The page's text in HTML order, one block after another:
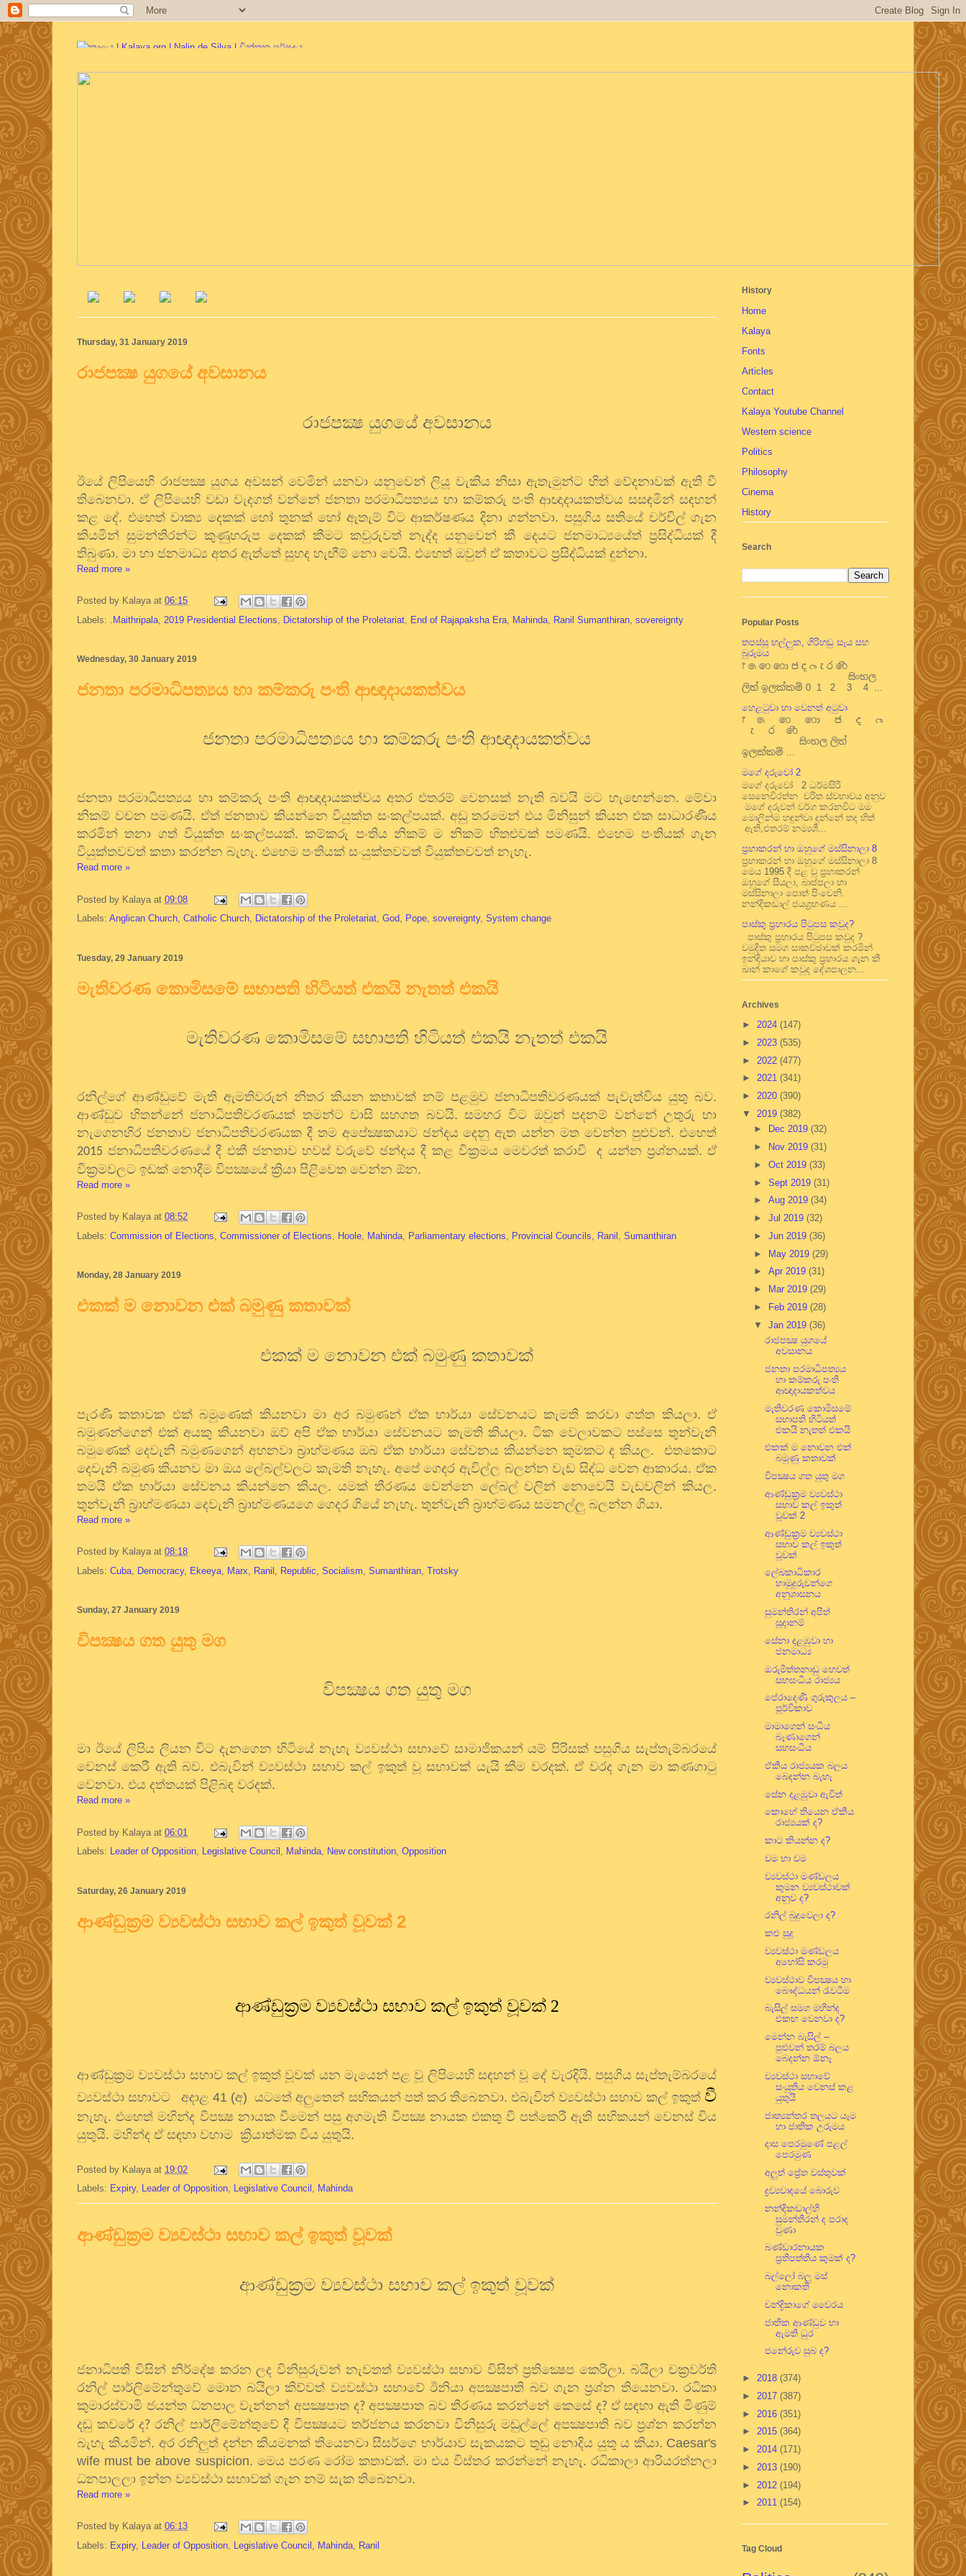
Thursday, 31 January 2019
රාජපක්‍ෂ යුගයේ අවසානය
රාජපක්‍ෂ යුගයේ අවසානය
ඊයේ ලිපියෙහි රාජපක්‍ෂ යුගය අවසන් වෙමින් යනවා යනුවෙන් ලියූ වැකිය නිසා ඇතැමුන්ට හිත් වේදනාවක් ඇති වී
තිබෙනවා. ඒ ලිපියෙහි වඩා වැදගත් වන්නේ ජනතා පරමාධිපත්‍යය හා කම්කරු පංති ආඥාදායකත්වය සසඳමින් සඳහන්
කළ දේ. එහෙත් වාක්‍ය දෙකක් හෝ තුනක් හෝ ඇතැම් විට ආකර්ෂණය දිනා ගන්නවා. පසුගිය සතියේ චර්චිල් ගැන
කියමින් සුමන්තිරන්ට කුණුහරුප දෙකක් කීමට කවුරුවත් නැද්ද යනුවෙන් කී දෙයට ජනමාධ්‍යයේත් ප්‍රසිද්ධියක් දී
තිබුණා. මා හා ජනමාධ්‍ය අතර ඇත්තේ සුහද හැඟීම් නො වෙයි. එහෙත් ඔවුන් ඒ කතාවට ප්‍රසිද්ධියක් දුන්නා.
Read more »
Posted by Kalaya at 06:15
Labels:
.Maithripala 2019 Presidential Elections Dictatorship of the Proletariat End of Rajapaksha Era Mahinda Ranil Sumanthiran sovereignty
Wednesday, 30 January 2019
ජනතා පරමාධිපත්‍යය හා කම්කරු පංති ආඥාදායකත්වය
ජනතා පරමාධිපත්‍යය හා කම්කරු පංති ආඥාදායකත්වය
ජනතා පරමාධිපත්‍යය හා කම්කරු පංති ආඥාදායකත්වය අතර එතරම් වෙනසක් නැති බවයි මට හැඟෙන්නෙ. මේවා
නිකම් වචන පමණයි. ඒත් ජනතාව කියන්නෙ වියුක්ත සංකල්පයක්. අඩු තරමෙන් එය මිනිසුන් කියන එක සාධාරණීය
කරමින් තනා ගත් වියුක්ත සංකල්පයක්. කම්කරු පංතිය නිකම් ම නිකම් හිතළුවක් පමණයි. එහෙම පංතියක් ගැන
වියුක්තවවත් කතා කරන්න බැහැ. එහෙම පංතියක් සංයුක්තවවත් වියුක්තවවත් නැහැ.
Read more »
Posted by Kalaya at 09:08
Labels: Anglican Church, Catholic Church, Dictatorship of the Proletariat, God, Pope, sovereignty, System change
Tuesday, 29 January 2019
මැතිවරණ කොමිසමේ සභාපති හිටියත් එකයි නැතත් එකයි
මැතිවරණ කොමිසමේ සභාපති හිටියත් එකයි නැතත් එකයි
රනිල්ගේ ආණ්ඩුවේ මැති ඇමතිවරුන් නිතර කියන කතාවක් නම් පළමුව ජනාධිපතිවරණයක් පැවැත්විය යුතු බව.
ආණ්ඩුව හිතන්නේ ජනාධිපතිවරණයක් තමන්ට වාසි සහගත බවයි. සමහර විට ඔවුන් පදනම් වන්නේ උතුරු හා
නැගෙනහිර ජනතාව ජනාධිපතිවරණයක දී තම අපේක්‍ෂකයාට ඡන්දය දෙනු ඇත යන්න මත වෙන්න පුළුවන්. එහෙත්
2015 ජනාධිපතිවරණයේ දී එකී ජනතාව හවස් වරුවේ ඡන්දය දී කළ වික්‍රමය මෙවරත් කරාවි
ද යන්න ප්‍රශ්නයක්. ඒ
වික්‍රමවලට ඉඩක් නොදීම විපක්‍ෂයේ ක්‍රියා පිළිවෙත වෙන්න ඕන.
Read more »
Posted by Kalaya at 08:52
Labels: Commission of Elections, Commissioner of Elections, Hoole, Mahinda, Parliamentary elections, Provincial Councils, Ranil , Sumanthiran
Monday, 28 January 2019
එකක් ම නොවන එක් බමුණු කතාවක්
එකක් ම නොවන එක් බමුණු කතාවක්
පැරණි කතාවක එක් බමුණෙක් කියනවා මා අර බමුණන් ඒක භාර්යා සේවනයට කැමති කරවා ගත්ත කියලා. ඒ
බමුණන්ගෙන් එක් අයකු කියනවා ඔව් අපි ඒක භාර්යා සේවනයට කැමති කියලා. ටික වෙලාවකට පස්සෙ තුන්වැනි
බමුණෙක් දෙවැනි බමුණගෙන් අහනවා බ්‍රාහ්මණය ඔබ ඒක භාර්යා සේවනය කියන්නෙ කුමකට ද කියල.
එතකොට
දෙවැනි බමුණ කියනව මා ඔය ලේබල්වලට කැමති නැහැ. අපේ ගෙදර ඇවිල්ල බලන්න වැඩ සිද්ධ වෙන ආකාරය. ඒක
තමයි ඒක භාර්යා සේවනය කියන්නෙ කියල. යමක් තීරණය වෙන්නෙ ලේබල් වලින් නොවෙයි වැඩවලින් කියල.
තුන්වැනි බ්‍රාහ්මණයා දෙවැනි බ්‍රාහ්මණයගෙ ගෙදර ගියේ නැහැ. තුන්වැනි බ්‍රාහ්මණය සමනල්ලු බලන්න ගියා.
Read more »
Posted by Kalaya at 08:18
Labels: Cuba Democracy, Ekeeya Marx Ranil Republic Socialism Sumanthiran Trotsky
Sunday, 27 January 2019
විපක්‍ෂය ගත යුතු මග
විපක්‍ෂය ගත යුතු මග
මා ඊයේ ලිපිය ලියන විට දැනගෙන හිටියේ නැහැ ව්‍යවස්ථා සභාවේ සාමාජිකයන් යම් පිරිසක් පසුගිය සැප්තැම්බරයේ
වෙනස් කෙරී ඇති බව. එබැවින් ව්‍යවස්ථා සභාව කල් ඉකුත් වූ සභාවක් යැයි කීම වරදක්. ඒ වරද ගැන මා කණගාටු
වෙනවා. එය දත්තයක් පිළිබඳ වරදක්.
Read more »
Posted by Kalaya at 06:01
Labels: Leader of Opposition, Legislative Council , Mahinda, New constitution, Opposition
Saturday, 26 January 2019
ආණ්ඩුක්‍රම ව්‍යවස්ථා සභාව කල් ඉකුත් වූවක් 2
ආණ්ඩුක්‍රම ව්‍යවස්ථා සභාව කල් ඉකුත් වූවක් 2
ආණ්ඩුක්‍රම ව්‍යවස්ථා සභාව කල් ඉකුත් වූවක් යන මැයෙන් පළ වූ ලිපියෙහි සඳහන් වූ දේ වැරදියි. පසුගිය සැප්තැම්බරයේ
ව්‍යවස්ථා සභාවට අදාළ 41 (අ) යටතේ අලුතෙන් සභිකයන් පත් කර තිබෙනවා. එබැවින් ව්‍යවස්ථා සභාව කල් ඉකුත් වී
නැහැ. එහෙත් මහින්ද විපක්‍ෂ නායක වීමෙන් පසු අගමැති විපක්‍ෂ නායක එකතු වී පත්කෙරී ඇති සභිකයන් වෙනස් විය
යුතුයි. මහින්ද ඒ සඳහා වහාම ක්‍රියාත්මක විය යුතුයි.
Posted by Kalaya at 19:02
Labels: Expiry, Leader of Opposition, Legislative Council , Mahinda
ආණ්ඩුක්‍රම ව්‍යවස්ථා සභාව කල් ඉකුත් වූවක්
ආණ්ඩුක්‍රම ව්‍යවස්ථා සභාව කල් ඉකුත් වූවක්
ජනාධිපති විසින් නිර්දේෂ කරන ලද විනිසුරුවන් නැවතත් ව්‍යවස්ථා සභාව විසින් ප්‍රතික්‍ෂෙප කෙරිලා. බයිලා චක්‍රවර්ති
රනිල් පාර්ලිමේන්තුවේ මොන බයිලා කිව්වත් ව්‍යවස්ථා සභාවේ ඊනියා අපක්‍ෂපාති බව ගැන ප්‍රශ්න තියෙනවා. රධිකා
කුමාරස්වාමි ජයන්ත ධනපාල වැන්නන් අපක්‍ෂපාත ද? අපක්‍ෂපාත බව තීරණය කරන්නේ කෙසේ ද? ඒ සඳහා ඇති මිණුම්
දඬු කවරේ ද? රනිල් පාර්ලිමේන්තුවේ දී විපක්‍ෂයට තර්ජනය කරනවා විනිසුරු මඬුල්ලේ අපක්‍ෂපාති බව ප්‍රශ්න කරන්න
බැහැ කියමින්. අර රනිලුත් දන්න කියමනක් තියෙනවා සීසර්ගෙ භාර්යාව සැකයකට තුඩු නොදිය යුතු ය කියා. Caesar's
wife must be above suspicion. මෙය පරණ රෝම කතාවක්. මා එය විස්තර කරන්නේ නැහැ. රධිකාලා ආරියරත්නලා
ධනපාලලා ඉන්න ව්‍යවස්ථා සභාවක් ගැන නම් සැක තිබෙනවා.
Read more »
Posted by Kalaya at 06:13
Labels: Expiry, Leader of Opposition Legislative Council Mahinda Ranil
History
Home
Kalaya
Fonts
Articles
Contact
Kalaya Youtube Channel
Western science
Politics
Philosophy
Cinema
History
Search
Popular Posts
තපස්සු භල්ලුක, ගිරිහඬු සෑය සහ
බුරුමය
෦ ෧ ෨ ෩ ෪ ෫ ෬ ෭ ෮ ෯
සිංහල
ලිත් ඉලක්කම් 0 1 2 3 4 ...
හෙළටුවා හා වෙනත් අටුවා
෦ ෧ ෨ ෩ ෪ ෫ ෬
෭ ෮ ෯
සිංහල ලිත්
ඉලක්කම් ...
මගේ දරුවෝ 2
මගේ දරුවෝ 2 ධර්මසිරි
සෙනෙවිරත්න චරිත ස්වභාවය අනුව
මගේ දරුවන් වර්ග කරනවිට මම
මොලින්ම හඳුන්වා දුන්නේ තද හිත්
ඇති,එතරම් නම්‍යශී...
ප්‍රභාකරන් හා ඔහුගේ මස්සිනාලා 8
ප්‍රභාකරන් හා ඔහුගේ මස්සිනාලා 8
මෙය 1995 දී පළ වූ ප්‍රභාකරන්
ඔහුගේ සීයලා, බාප්පලා හා
මස්සිනාලා පොත් පිංචෙනි.
නන්දිකඩාල් ජයග්‍රහණය ...
පාස්කු ප්‍රහාරය පිටුපස කවුද?
පාස්කු ප්‍රහාරය පිටුපස කවුද ?
චමුදිත සමග සාකච්ඡාවක් කරමින්
ඉන්දියාව හා පාස්කු ප්‍රහාරය ගැන කී
ඛාන් කාගේ කවුද දේශපාලන...
Archives
► 2024 (147)
► 2023 (535)
► 2022 (477)
► 2021 (341)
► 2020 (390)
▼ 2019 (382)
►
Dec 2019 (32)
►
Nov 2019 (31)
► Oct 2019 (33)
► Sept 2019 (31)
► Aug 2019 (34)
► Jul 2019 (32)
► Jun 2019 (36)
► May 2019 (29)
► Apr 2019 (31)
►
Mar 2019 (29)
►
Feb 2019 (28)
▼ Jan 2019 (36)
රාජපක්‍ෂ යුගයේ
අවසානය
ජනතා පරමාධිපත්‍යය
හා කම්කරු පංති
ආඥාදායකත්වය
මැතිවරණ කොමිසමේ
සභාපති හිටියත්
එකයි නැතත් එකයි
එකක් ම නොවන එක්
බමුණු කතාවක්
විපක්‍ෂය ගත යුතු මග
ආණ්ඩුක්‍රම ව්‍යවස්ථා
සභාව කල් ඉකුත්
වූවක් 2
ආණ්ඩුක්‍රම ව්‍යවස්ථා
සභාව කල් ඉකුත්
වූවක්
ලේඛකාධිකාර
හාමුදුරුවන්ගෙ
අනුශාසනය
සුමන්තිරන් අපිත්
සූදානම්
සේනා දළඹුවා හා
ජනමාධ්‍ය
ඔරුමිත්තනාඩු හෙවත්
සහසංධීය රාජ්‍යය
පේරාදෙණි ගුරුකුලය –
පූර්විකාව
මාමාගෙන් සංධීය
බෑණාගෙන්
සහසංධීය
ඒකීය රාජ්‍යයක බලය
බෙදන්න බැහැ
සේන දළඹුවා ඇවිත්
කොහේ තියෙන ඒකීය
රාජ්‍යයක් ද?
කාට කියන්න ද?
වම හා වම
ව්‍යවස්ථා මණ්ඩලය
කුමන ව්‍යවස්ථාවක්
අනුව ද?
රනිල් බුදුවෙලා ද?
කළු සුදු
ව්‍යවස්ථා මණ්ඩලය
අහෝසි කරමු
ව්‍යවස්ථාව විපක්‍ෂය හා
බෞද්ධයන් රැවටීම
බැසිල් සමග මහින්ද
එකඟ වෙනවා ද?
මෙන්න බැසිල් --
පුළුවන් තරම් බලය
බෙදන්න ඕනෑ
ව්‍යවස්ථා සභාවේ
සංයුතිය වෙනස් කළ
යුතුයි
ජාත්‍යන්තර තලයට යෑම
හා ජාතික උරුමය
දාස පෙරමුණේ පළල්
පෙරමුණ
අලුත් ප්‍රේත වස්තුවක්
ද්‍රව්‍යවාදයේ බොරුව
නන්දිකඩාල්හි
සුමන්තිරන් ද පරාද
වුණා
බණ්ඩාරනායක
ප්‍රතිපත්තිය කුමක් ද?
බල්ලෝ බලු මස්
නොකති
චන්ද්‍රිකාගේ වෛරය
ජාතික ආණ්ඩුව හා
ඇමති ධුර
ජනේරුව සුබ ද?
► 2018 (374)
► 2017 (387)
► 2016 (351)
► 2015 (364)
► 2014 (171)
► 2013 (190)
► 2012 (194)
► 2011 (154)
Tag Cloud